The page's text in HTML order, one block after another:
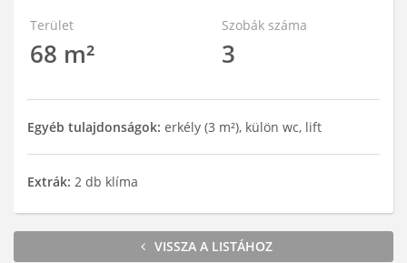
Terület
68 m²
Szobák száma
3
Egyéb tulajdonságok: erkély (3 m²), külön wc, lift
Extrák: 2 db klíma
VISSZA A LISTÁHOZ